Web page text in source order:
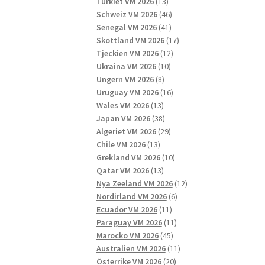
produkter
Schweiz VM 2026 4646
produkter
Senegal VM 2026 4141
produkter
Skottland VM 2026 1717
Tjeckien VM 2026 1212
produkter
Ukraina VM 2026 1010
Ungern VM 2026 88
produkter
Uruguay VM 2026 1616
Wales VM 2026 1313
produkter
Japan VM 2026 3838
produkter
Algeriet VM 2026 2929
Chile VM 2026 1313
produkter
Grekland VM 2026 1010
Qatar VM 2026 1313
produkter
Nya Zeeland VM 2026 1212
Nordirland VM 2026 66
Ecuador VM 2026 1111
produkter
Paraguay VM 2026 1111
Marocko VM 2026 4545
produkter
Australien VM 2026 1111
Österrike VM 2026 2020